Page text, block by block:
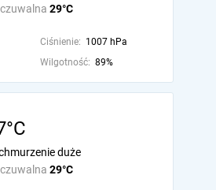
29°C
Ciśnienie: 1007 hPa
Wilgotność: 89%
29°C
duże